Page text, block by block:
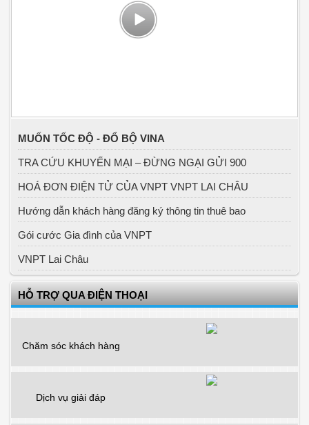
MUỐN TỐC ĐỘ - ĐỔ BỘ VINA
TRA CỨU KHUYẾN MẠI – ĐỪNG NGẠI GỬI 900
HOÁ ĐƠN ĐIỆN TỬ CỦA VNPT VNPT LAI CHÂU
Hướng dẫn khách hàng đăng ký thông tin thuê bao
Gói cước Gia đình của VNPT
VNPT Lai Châu
HỖ TRỢ QUA ĐIỆN THOẠI
Chăm sóc khách hàng
Dịch vụ giải đáp